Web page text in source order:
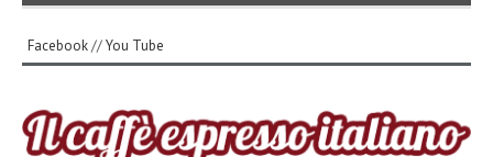
Facebook//You Tube